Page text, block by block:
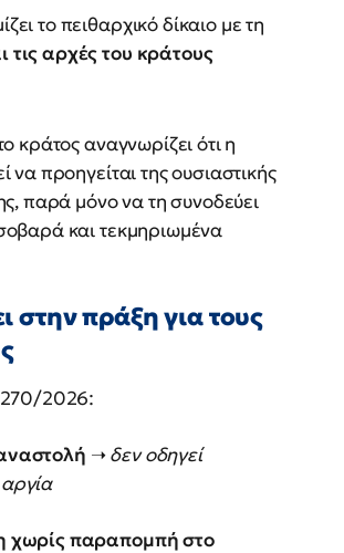
το πειθαρχικό δίκαιο με τη
τις αρχές του κράτους
κράτος αναγνωρίζει ότι η
να προηγείται της ουσιαστικής
παρά μόνο να τη συνοδεύει
και τεκμηριωμένα
στην πράξη για τους
2026:
➝δεν οδηγεί
χωρίς παραπομπή στο